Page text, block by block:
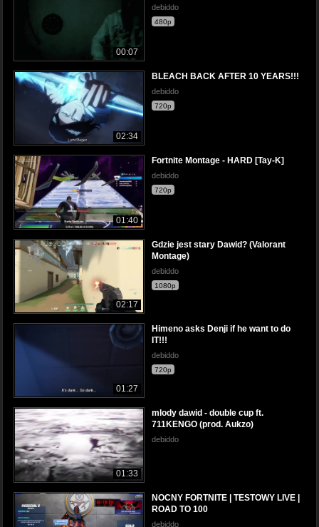
00:07
debiddo
480p
02:34
BLEACH BACK AFTER 10 YEARS!!!
debiddo
720p
01:40
Fortnite Montage - HARD [Tay-K]
debiddo
720p
02:17
Gdzie jest stary Dawid? (Valorant
Montage)
debiddo
1080p
01:27
Himeno asks Denji if he want to do
IT!!!
debiddo
720p
01:33
mlody dawid - double cup ft.
711KENGO (prod. Aukzo)
debiddo
NOCNY FORTNITE | TESTOWY LIVE |
ROAD TO 100
debiddo